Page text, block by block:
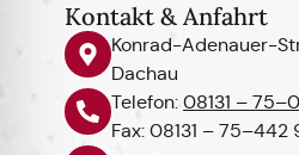
Kontakt & Anfahrt
Konrad-Adenauer-
Dachau
Telefon: 08131 – 75–0
Fax: 08131 – 75–442